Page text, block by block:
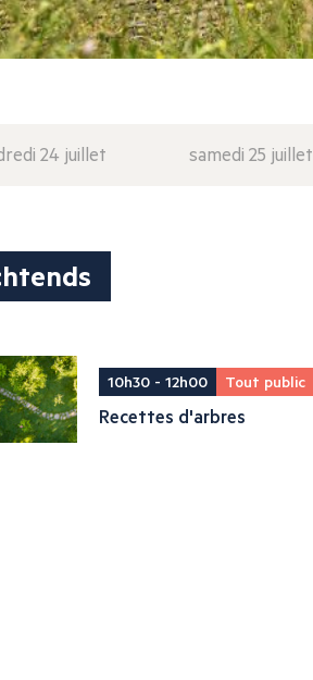
24 juillet samedi 25 juillet
10h30 - 12h00 Tout public
Recettes d'arbres